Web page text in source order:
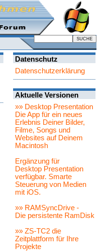
Datenschutz
Datenschutzerklärung
Aktuelle Versionen
»» Desktop Presentation
Die App für ein neues
Erlebnis Deiner Bilder,
Filme, Songs und
Websites auf Deinem
Macintosh
Ergänzung für
Desktop Presentation
verfügbar. Smarte
Steuerung von Medien
mit iOS.
»» RAMSyncDrive -
Die persistente RamDisk
»» ZS-TC2 die
Zeitplattform für Ihre
Projekte